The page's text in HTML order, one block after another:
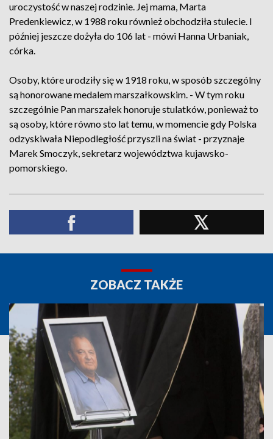
uroczystość w naszej rodzinie. Jej mama, Marta
Predenkiewicz, w 1988 roku również obchodziła stulecie. I
później jeszcze dożyła do 106 lat - mówi Hanna Urbaniak,
córka.
Osoby, które urodziły się w 1918 roku, w sposób szczególny
są honorowane medalem marszałkowskim. - W tym roku
szczególnie Pan marszałek honoruje stulatków, ponieważ to
są osoby, które równo sto lat temu, w momencie gdy Polska
odzyskiwała Niepodległość przyszli na świat - przyznaje
Marek Smoczyk, sekretarz województwa kujawsko-
pomorskiego.
ZOBACZ TAKŻE